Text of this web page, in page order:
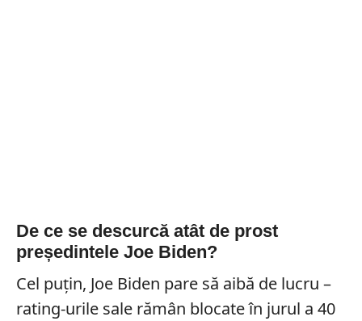
De ce se descurcă atât de prost
președintele Joe Biden?
Cel puțin, Joe Biden pare să aibă de lucru –
rating-urile sale rămân blocate în jurul a 40